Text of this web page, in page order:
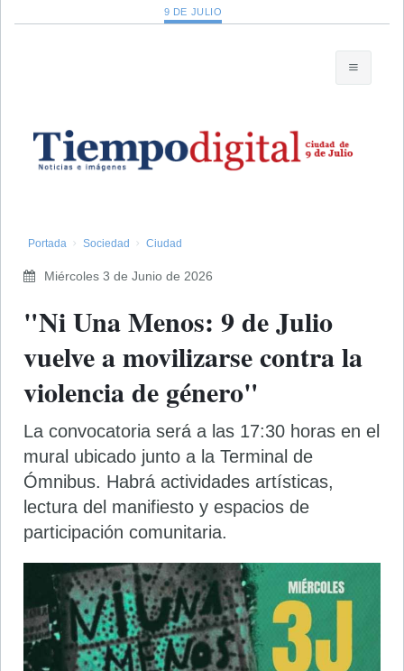
9 DE JULIO
Portada Sociedad Ciudad
Miércoles 3 de Junio de 2026
"Ni Una Menos: 9 de Julio
vuelve a movilizarse contra la
violencia de género"
La convocatoria será a las 17:30 horas en el
mural ubicado junto a la Terminal de
Ómnibus. Habrá actividades artísticas,
lectura del manifiesto y espacios de
participación comunitaria.